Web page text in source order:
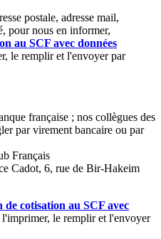
postale, adresse mail,
pour nous en informer,
au SCF avec données
le remplir et l'envoyer par
française ; nos collègues des
par virement bancaire ou par
Français
Cadot, 6, rue de Bir-Hakeim
de cotisation au SCF avec
l'imprimer, le remplir et l'envoyer